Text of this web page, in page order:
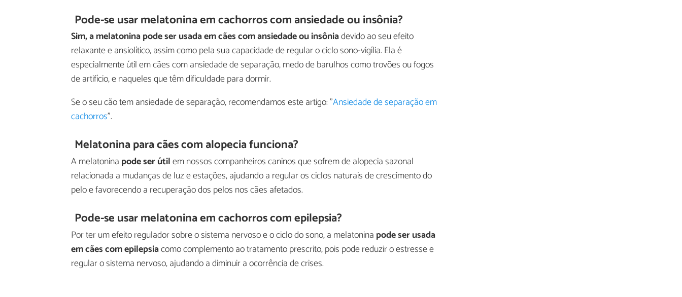
Pode-se usar melatonina em cachorros com ansiedade ou insônia?
Sim, a melatonina pode ser usada em cães com ansiedade ou insôniadevido ao seu efeito
relaxante e ansiolítico, assim como pela sua capacidade de regular o ciclo sono-vigília. Ela é
especialmente útil em cães com ansiedade de separação, medo de barulhos como trovões ou fogos
de artifício, e naqueles que têm dificuldade para dormir.
Se o seu cão tem ansiedade de separação, recomendamos este artigo: "Ansiedade de separação em
cachorros".
Melatonina para cães com alopecia funciona?
A melatonina pode ser útilem nossos companheiros caninos que sofrem de alopecia sazonal
relacionada a mudanças de luz e estações, ajudando a regular os ciclos naturais de crescimento do
pelo e favorecendo a recuperação dos pelos nos cães afetados.
Pode-se usar melatonina em cachorros com epilepsia?
Por ter um efeito regulador sobre o sistema nervoso e o ciclo do sono, a melatonina pode ser usada
em cães com epilepsiacomo complemento ao tratamento prescrito, pois pode reduzir o estresse e
regular o sistema nervoso, ajudando a diminuir a ocorrência de crises.